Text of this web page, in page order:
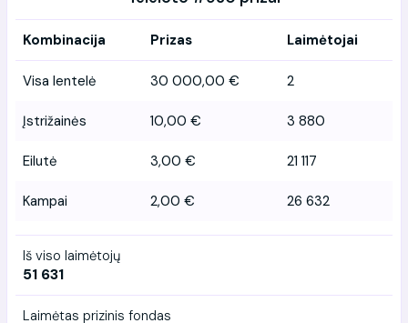
Kombinacija Prizas Laimėtojai
Visa lentelė 30 000,00 € 2
Įstrižainės 10,00 € 3 880
Eilutė 3,00 € 21 117
Kampai 2,00 € 26 632
Iš viso laimėtojų
51 631
Laimėtas prizinis fondas